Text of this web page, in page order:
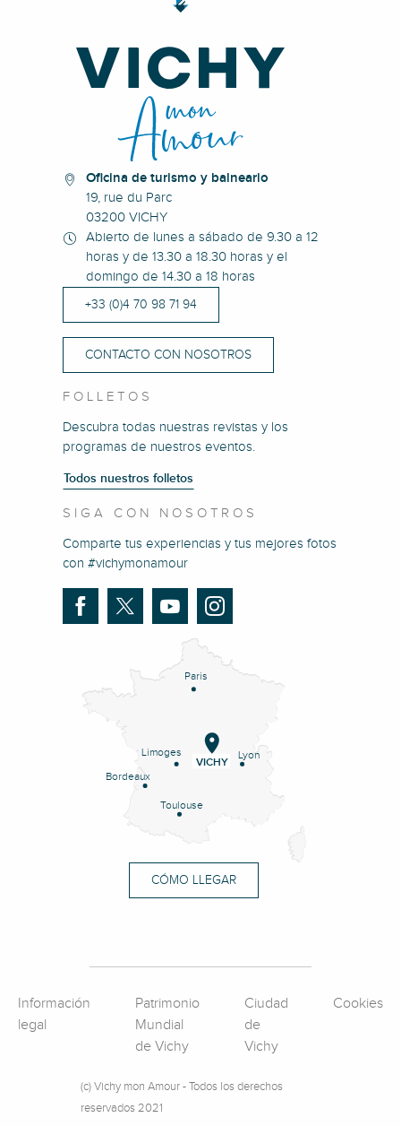
Oficina de turismo y balneario
19, rue du Parc
03200 VICHY
Abierto de lunes a sábado de 9.30 a 12
horas y de 13.30 a 18.30 horas y el
domingo de 14.30 a 18 horas
+33 (0)4 70 98 71 94
CONTACTO CON NOSOTROS
FOLLETOS
Descubra todas nuestras revistas y los
programas de nuestros eventos.
Todos nuestros folletos
SIGA CON NOSOTROS
Comparte tus experiencias y tus mejores fotos
con #vichymonamour
Paris
Lyon
Limoges
Bordeaux
Toulouse
VICHY
CÓMO LLEGAR
Información
legal
Patrimonio
Mundial
de Vichy
Ciudad
de
Vichy
Cookies
(c) Vichy mon Amour - Todos los derechos
reservados 2021